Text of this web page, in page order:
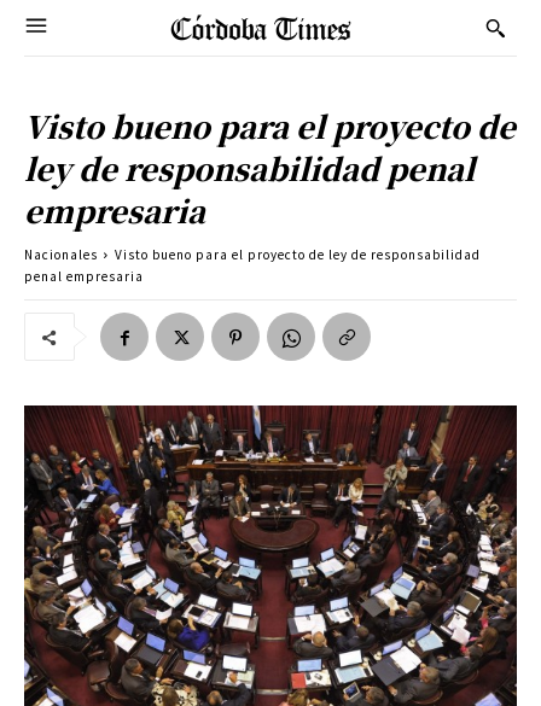
Visto bueno para el proyecto de
ley de responsabilidad penal
empresaria
Nacionales
Visto bueno para el proyecto de ley de responsabilidad
penal empresaria